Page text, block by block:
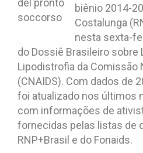
biênio 2014-
Costalunga
nesta sexta-
do Dossiê Brasileiro sobre
Lipodistrofia da Comissão
(CNAIDS). Com dados de
foi atualizado nos últimos
com informações de
fornecidas pelas listas de
RNP+Brasil e do Fonaids.